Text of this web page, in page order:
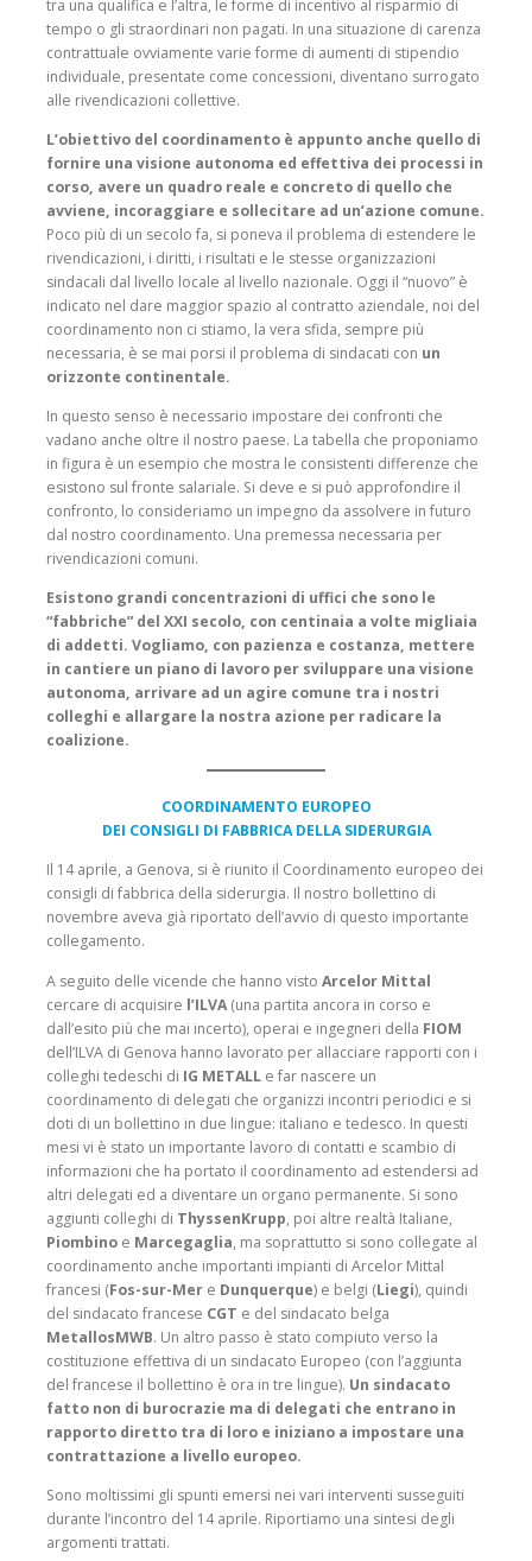
tra una qualifica e l’altra, le forme di incentivo al risparmio di
tempo o gli straordinari non pagati. In una situazione di carenza
contrattuale ovviamente varie forme di aumenti di stipendio
individuale, presentate come concessioni, diventano surrogato
alle rivendicazioni collettive.
L’obiettivo del coordinamento è appunto anche quello di
fornire una visione autonoma ed effettiva dei processi in
corso, avere un quadro reale e concreto di quello che
avviene, incoraggiare e sollecitare ad un’azione comune.
Poco più di un secolo fa, si poneva il problema di estendere le
rivendicazioni, i diritti, i risultati e le stesse organizzazioni
sindacali dal livello locale al livello nazionale. Oggi il “nuovo” è
indicato nel dare maggior spazio al contratto aziendale, noi del
coordinamento non ci stiamo, la vera sfida, sempre più
necessaria, è se mai porsi il problema di sindacati con un
orizzonte continentale.
In questo senso è necessario impostare dei confronti che
vadano anche oltre il nostro paese. La tabella che proponiamo
in figura è un esempio che mostra le consistenti differenze che
esistono sul fronte salariale. Si deve e si può approfondire il
confronto, lo consideriamo un impegno da assolvere in futuro
dal nostro coordinamento. Una premessa necessaria per
rivendicazioni comuni.
Esistono grandi concentrazioni di uffici che sono le
“fabbriche” del XXI secolo, con centinaia a volte migliaia
di addetti. Vogliamo, con pazienza e costanza, mettere
in cantiere un piano di lavoro per sviluppare una visione
autonoma, arrivare ad un agire comune tra i nostri
colleghi e allargare la nostra azione per radicare la
coalizione.
COORDINAMENTO EUROPEO
DEI CONSIGLI DI FABBRICA DELLA SIDERURGIA
Il 14 aprile, a Genova, si è riunito il Coordinamento europeo dei
consigli di fabbrica della siderurgia. Il nostro bollettino di
novembre aveva già riportato dell’avvio di questo importante
collegamento.
A seguito delle vicende che hanno visto Arcelor Mittal
cercare di acquisire l’ILVA(una partita ancora in corso e
dall’esito più che mai incerto), operai e ingegneri della FIOM
dell’ILVA di Genova hanno lavorato per allacciare rapporti con i
colleghi tedeschi di IG METALL e far nascere un
coordinamento di delegati che organizzi incontri periodici e si
doti di un bollettino in due lingue: italiano e tedesco. In questi
mesi vi è stato un importante lavoro di contatti e scambio di
informazioni che ha portato il coordinamento ad estendersi ad
altri delegati ed a diventare un organo permanente. Si sono
aggiunti colleghi di ThyssenKrupp, poi altre realtà Italiane,
Piombino e Marcegaglia, ma soprattutto si sono collegate al
coordinamento anche importanti impianti di Arcelor Mittal
francesi (Fos-sur-Mer e Dunquerque) e belgi (Liegi), quindi
del sindacato francese CGT e del sindacato belga
MetallosMWB. Un altro passo è stato compiuto verso la
costituzione effettiva di un sindacato Europeo (con l’aggiunta
del francese il bollettino è ora in tre lingue). Un sindacato
fatto non di burocrazie ma di delegati che entrano in
rapporto diretto tra di loro e iniziano a impostare una
contrattazione a livello europeo.
Sono moltissimi gli spunti emersi nei vari interventi susseguiti
durante l’incontro del 14 aprile. Riportiamo una sintesi degli
argomenti trattati.